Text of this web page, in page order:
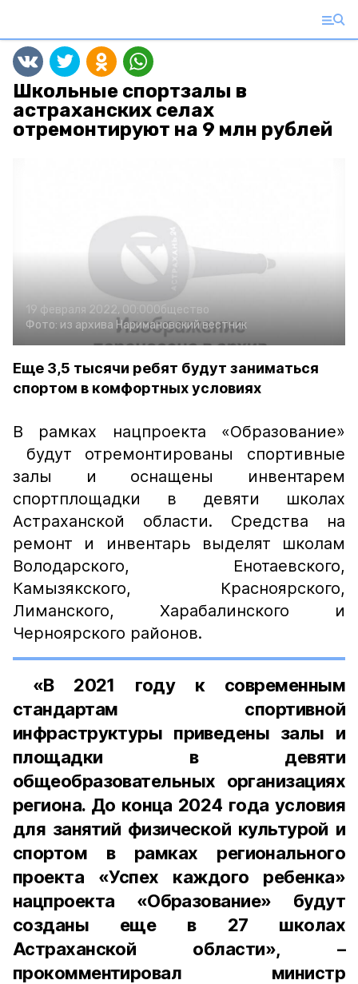
Школьные спортзалы в
астраханских селах
отремонтируют на 9 млн рублей
19 февраля 2022, 00:00Общество
Фото: из архива Наримановский вестник
Еще 3,5 тысячи ребят будут заниматься
спортом в комфортных условиях
В рамках нацпроекта «Образование»
будут отремонтированы спортивные
залы и оснащены инвентарем
спортплощадки в девяти школах
Астраханской области. Средства на
ремонт и инвентарь выделят школам
Володарского, Енотаевского,
Камызякского, Красноярского,
Лиманского, Харабалинского и
Черноярского районов.
«В 2021 году к современным
стандартам спортивной
инфраструктуры приведены залы и
площадки в девяти
общеобразовательных организациях
региона. До конца 2024 года условия
для занятий физической культурой и
спортом в рамках регионального
проекта «Успех каждого ребенка»
нацпроекта «Образование» будут
созданы еще в 27 школах
Астраханской области», –
прокомментировал министр